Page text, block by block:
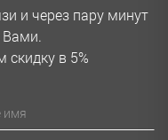
и через пару минут
скидку в 5%